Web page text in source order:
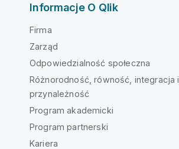
Informacje O Qlik
Firma
Zarząd
Odpowiedzialność społeczna
Różnorodność, równość, integracja i
przynależność
Program akademicki
Program partnerski
Kariera